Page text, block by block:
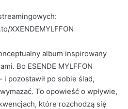
XXENDEMYLFFON
album inspirowany
Bo ESENDE MYLFFON
i pozostawił po sobie ślad,
To opowieść o wpływie,
które rozchodzą się